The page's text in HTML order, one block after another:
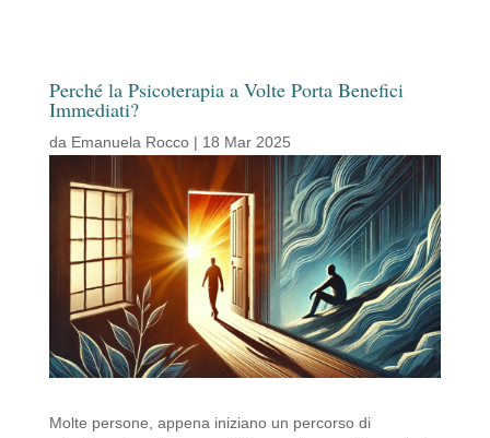
Perché la Psicoterapia a Volte Porta Benefici
Immediati?
da Emanuela Rocco| 18 Mar 2025
Molte persone, appena iniziano un percorso di